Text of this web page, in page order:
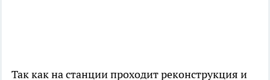
Так как на станции проходит реконструкция и